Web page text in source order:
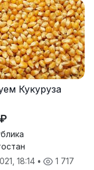
Кукуруза
18:14 • 1 717